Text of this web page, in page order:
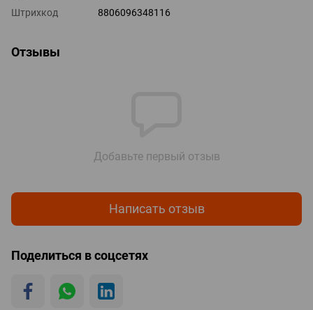
Штрихкод
8806096348116
Отзывы
Добавьте первый отзыв
Написать отзыв
Поделиться в соцсетях